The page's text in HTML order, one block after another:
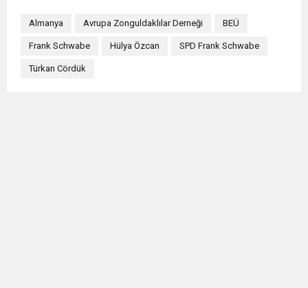
Almanya Avrupa Zonguldaklılar Derneği BEÜ
Frank Schwabe Hülya Özcan SPD Frank Schwabe
Türkan Cördük